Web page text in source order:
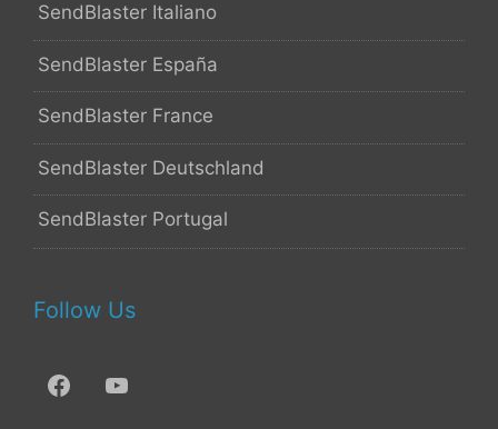
SendBlaster Italiano
SendBlaster España
SendBlaster France
SendBlaster Deutschland
SendBlaster Portugal
Follow Us